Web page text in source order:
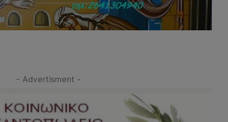
- Advertisment -